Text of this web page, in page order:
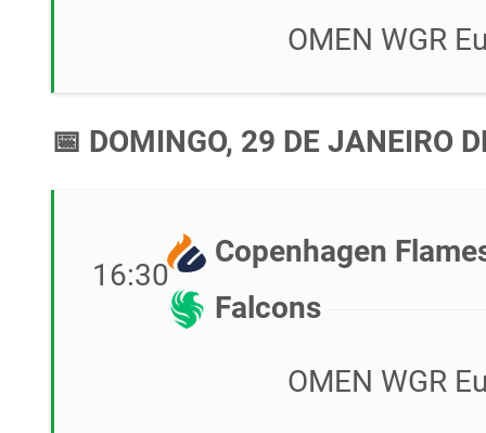
OMEN WGR
📅 DOMINGO, 29 DE JANEIRO
16:30
Copenhagen
Falcons
OMEN WGR